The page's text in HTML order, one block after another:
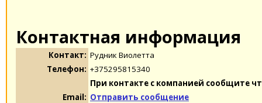
Контактная информация
Контакт: Рудник Виолетта
Телефон: +375295815340
При контакте с компанией сообщите
Email: Отправить сообщение